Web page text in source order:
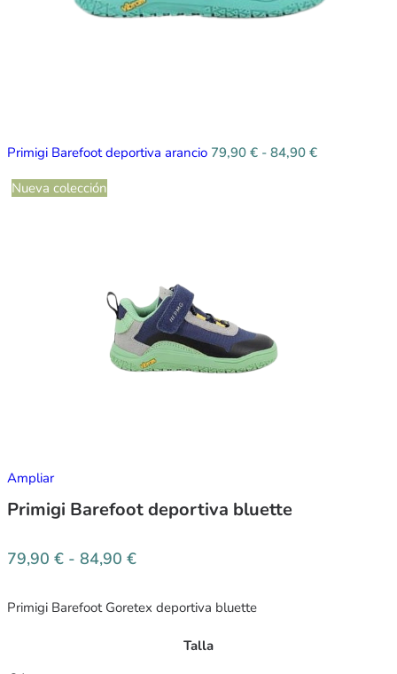
Primigi Barefoot deportiva arancio 79,90 € - 84,90 €
Nueva colección
Ampliar
Primigi Barefoot deportiva bluette
79,90 € - 84,90 €
Primigi Barefoot Goretex deportiva bluette
Talla